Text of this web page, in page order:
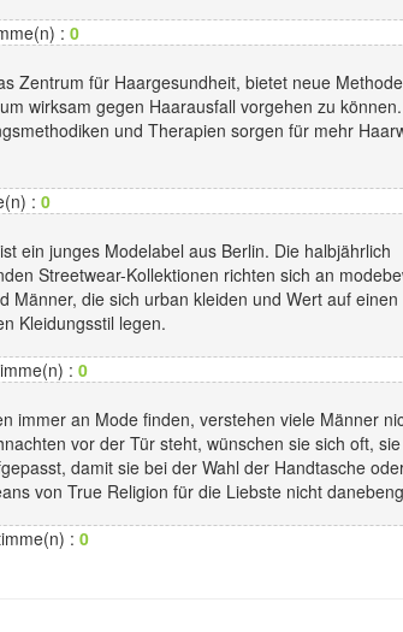
: 0
Zentrum für Haargesundheit, bietet neue
wirksam gegen Haarausfall vorgehen zu
und Therapien sorgen für mehr
: 0
ein junges Modelabel aus Berlin. Die halbjährlich
Streetwear-Kollektionen richten sich an
Männer, die sich urban kleiden und Wert auf einen
Kleidungsstil legen.
: 0
immer an Mode finden, verstehen viele Männer
vor der Tür steht, wünschen sie sich oft,
damit sie bei der Wahl der Handtasche
von True Religion für die Liebste nicht
: 0